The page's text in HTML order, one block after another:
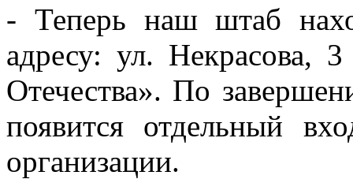
- Теперь наш штаб
адресу: ул. Некрасова,
Отечества». По
появится отдельный
организации.